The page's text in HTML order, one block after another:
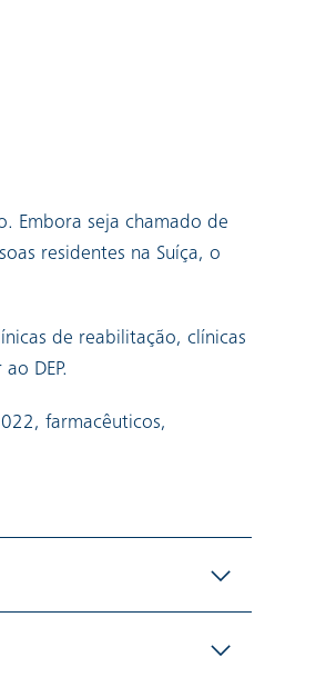
Embora seja chamado de
residentes na Suíça, o
de reabilitação, clínicas
DEP.
farmacêuticos,